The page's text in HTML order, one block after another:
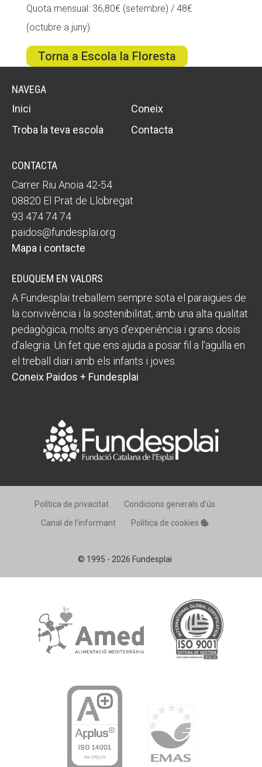
Quota mensual: 36,80€ (setembre) / 48€
(octubre a juny)
Torna a Escola la Floresta
NAVEGA
Inici
Coneix
Troba la teva escola
Contacta
CONTACTA
Carrer Riu Anoia 42-54
08820 El Prat de Llobregat
93 474 74 74
paidos@fundesplai.org
Mapa i contacte
EDUQUEM EN VALORS
A Fundesplai treballem sempre sota el paraigües de
la convivència i la sostenibilitat, amb una alta qualitat
pedagògica, molts anys d’experiència i grans dosis
d’alegria. Un fet que ens ajuda a posar fil a l'agulla en
el treball diari amb els infants i joves.
Coneix Paidos + Fundesplai
© 1995 - 2026 Fundesplai
Política de privacitat
Condicions generals d’ús
Canal de l’informant
Política de cookies